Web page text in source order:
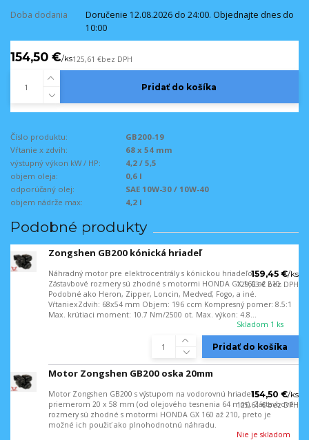
Doba dodania
Doručenie 12.08.2026 do 24:00. Objednajte dnes do
10:00
154,50 €/ks125,61 €bez DPH
Pridať do košíka
Číslo produktu:
GB200-19
Vŕtanie x zdvih:
68 x 54 mm
výstupný výkon kW / HP:
4,2 / 5,5
objem oleja:
0,6 l
odporúčaný olej:
SAE 10W-30 / 10W-40
objem nádrže max:
4,2 l
Podobné produkty
Zongshen GB200 kónická hriadeľ
Náhradný motor pre elektrocentrály s kónickou hriadeľou.
Zástavbové rozmery sú zhodné s motormi HONDA GX 160 až 210.
Podobné ako Heron, Zipper, Loncin, Medveď, Fogo, a iné.
VŕtaniexZdvih: 68x54 mm Objem: 196 ccm Kompresný pomer: 8.5:1
Max. krútiaci moment: 10.7 Nm/2500 ot. Max. výkon: 4.8...
159,45 €/ks
129,63 € bez DPH
Skladom 1 ks
Pridať do košíka
Motor Zongshen GB200 oska 20mm
Motor Zongshen GB200 s výstupom na vodorovnú hriadeľ s
priemerom 20 x 58 mm (od olejového tesnenia 64 mm). Zástavbové
rozmery sú zhodné s motormi HONDA GX 160 až 210, preto je
možné ich použiť ako plnohodnotnú náhradu.
154,50 €/ks
125,61 €bez DPH
Nie je skladom